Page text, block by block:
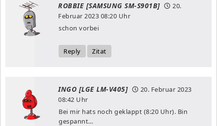
ROBBIE [SAMSUNG SM-S901B]
20.
Februar 2023 08:20 Uhr
schon vorbei
Reply Zitat
INGO [LGE LM-V405]
20. Februar 2023
08:42 Uhr
Bei mir hats noch geklappt (8:20 Uhr). Bin
gespannt…